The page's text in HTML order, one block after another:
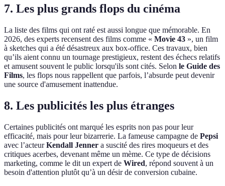
7. Les plus grands flops du cinéma
La liste des films qui ont raté est aussi longue que mémorable. En
2026, des experts recensent des films comme « Movie 43 », un film
à sketches qui a été désastreux aux box-office. Ces travaux, bien
qu’ils aient connu un tournage prestigieux, restent des échecs relatifs
et amusent souvent le public lorsqu'ils sont cités. Selon le Guide des
Films, les flops nous rappellent que parfois, l’absurde peut devenir
une source d'amusement inattendue.
8. Les publicités les plus étranges
Certaines publicités ont marqué les esprits non pas pour leur
efficacité, mais pour leur bizarrerie. La fameuse campagne de Pepsi
avec l’acteurKendall Jenner a suscité des rires moqueurs et des
critiques acerbes, devenant même un mème. Ce type de décisions
marketing, comme le dit un expert de Wired, répond souvent à un
besoin d'attention plutôt qu’à un désir de conversion cubaine.